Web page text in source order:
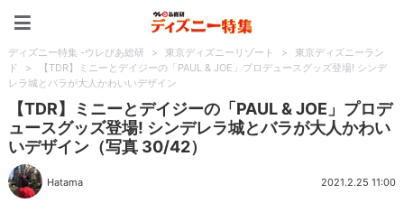
ディズニー特集 -ウレぴあ総研 > 東京ディズニーリゾート >
東京ディズニーラン
ド
>
【TDR】ミニーとデイジーの「PAUL & JOE」プロデュースグッズ登場! シンデ
レラ城とバラが大人かわいいデザイン
【TDR】ミニーとデイジーの「PAUL & JOE」プロデ
ュースグッズ登場! シンデレラ城とバラが大人かわい
いデザイン（写真 30/42）
Hatama 2021.2.25 11:00